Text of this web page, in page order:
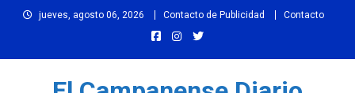
jueves, agosto 06, 2026 Contacto de Publicidad Contacto